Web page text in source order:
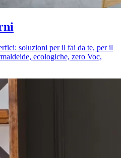
soluzioni per il fai da te, per il
ecologiche, zero Voc,